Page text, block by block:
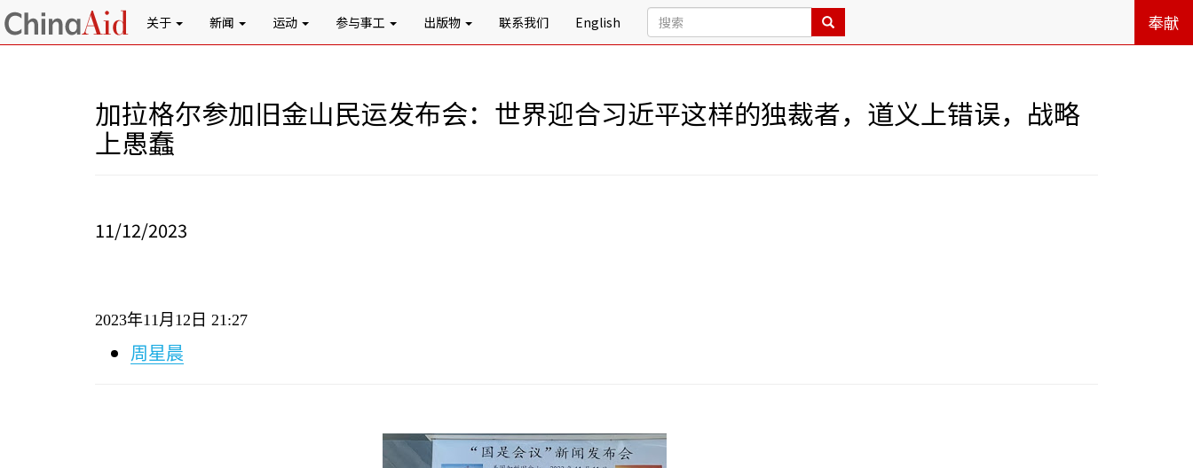
关于 新闻 运动 参与事工 出版物 联系我们 English 奉献
加拉格尔参加旧金山民运发布会：世界迎合习近平这样的独裁者，道义上错误，战略
上愚蠢
11/12/2023
2023年11月 12 日 21:27
周星晨